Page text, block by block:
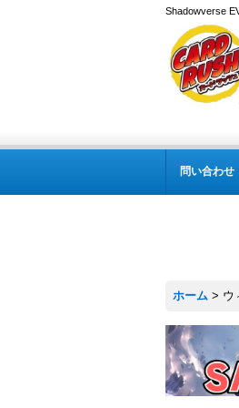
Shadowverse
問い合わせ
ホーム > ウ